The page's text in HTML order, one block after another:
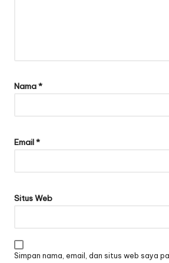
Nama*
Email*
Situs Web
Simpan nama, email, dan situs web saya